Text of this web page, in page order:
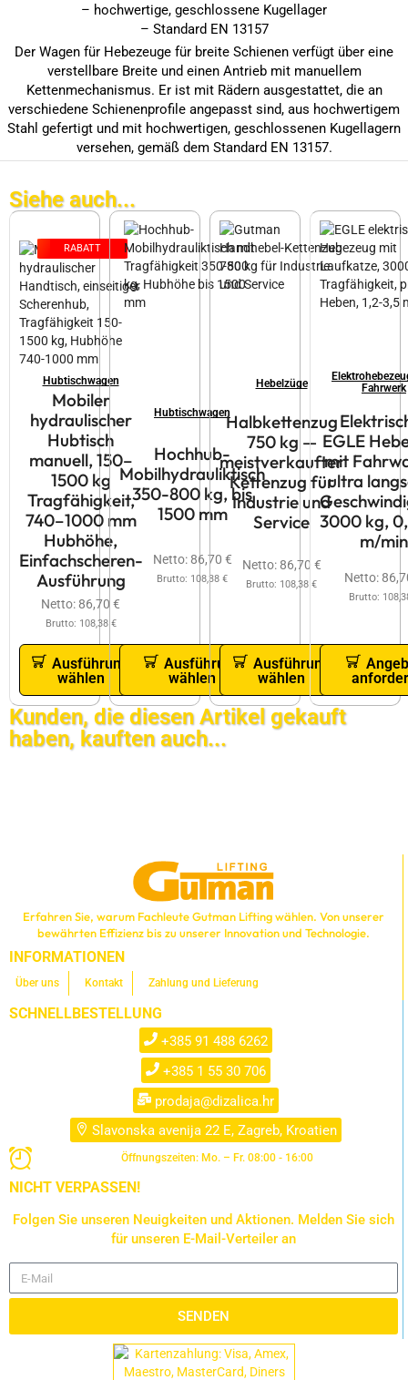
– hochwertige, geschlossene Kugellager
– Standard EN 13157
Der Wagen für Hebezeuge für breite Schienen verfügt über eine
verstellbare Breite und einen Antrieb mit manuellem
Kettenmechanismus. Er ist mit Rädern ausgestattet, die an
verschiedene Schienenprofile angepasst sind, aus hochwertigem
Stahl gefertigt und mit hochwertigen, geschlossenen Kugellagern
versehen, gemäß dem Standard EN 13157.
Siehe auch...
RABATT
Hubtischwagen
Mobiler
hydraulischer
Hubtisch
manuell, 150–
1500 kg
Tragfähigkeit,
740–1000 mm
Hubhöhe,
Einfachscheren-
Ausführung
Netto:86,70 €
Brutto: 108,38 €
Ausführung
wählen
Hubtischwagen
Hochhub-
Mobilhydrauliktisch
350-800 kg, bis
1500 mm
Netto:86,70 €
Brutto: 108,38 €
Ausführung
wählen
Hebelzüge
Halbkettenzug
750 kg —
meistverkaufter
Kettenzug für
Industrie und
Service
Netto:86,70 €
Brutto: 108,38 €
Ausführung
wählen
Fahrwerk
EGLE
mit
ultra
3000 kg,
m/min
Netto:
Brutto:
Kunden, die diesen Artikel gekauft
haben, kauften auch...
Erfahren Sie, warum Fachleute Gutman Lifting wählen. Von unserer
bewährten Effizienz bis zu unserer Innovation und Technologie.
INFORMATIONEN
Über uns Kontakt Zahlung und Lieferung
SCHNELLBESTELLUNG
+385 91 488 6262
+385 1 55 30 706
prodaja@dizalica.hr
Slavonska avenija 22 E, Zagreb, Kroatien
Öffnungszeiten: Mo. – Fr. 08:00 - 16:00
NICHT VERPASSEN!
Folgen Sie unseren Neuigkeiten und Aktionen. Melden Sie sich
für unseren E-Mail-Verteiler an
SENDEN